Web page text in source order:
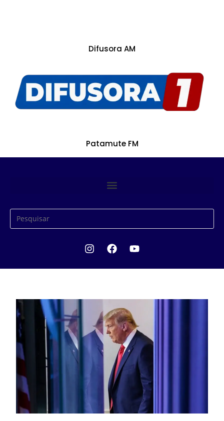
Difusora AM
Patamute FM